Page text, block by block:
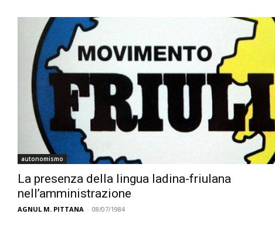
autonomismo
La presenza della lingua ladina-friulana
nell’amministrazione
AGNUL M. PITTANA - 08/07/1984